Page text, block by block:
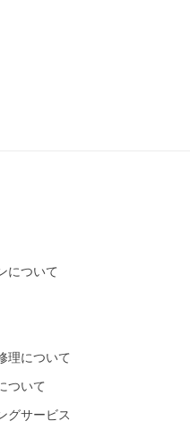
について
理について
ついて
グサービス